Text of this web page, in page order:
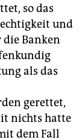
so das
und
die Banken
als das
gerettet,
nichts hatte
dem Fall